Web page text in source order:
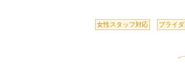
女性スタッフ対応 ブライ